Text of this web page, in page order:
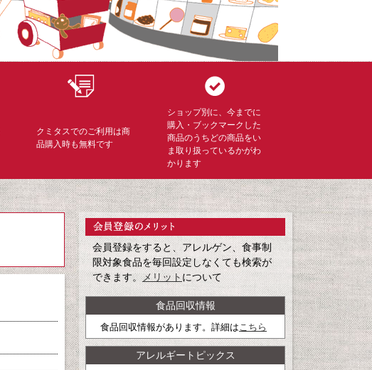
クミタスでのご利用は商
品購入時も無料です
ショップ別に、今までに
購入・ブックマークした
商品のうちどの商品をい
ま取り扱っているかがわ
かります
会員登録をすると、アレルゲン、食事制
限対象食品を毎回設定しなくても検索が
できます。メリットについて
食品回収情報
食品回収情報があります。詳細は こちら
アレルギートピックス